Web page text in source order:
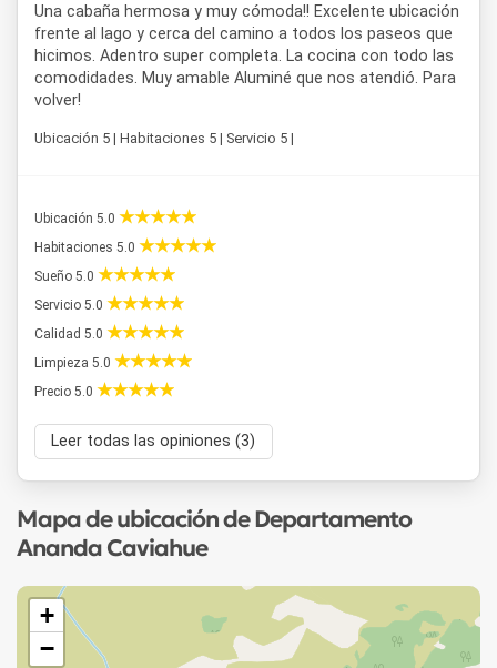
Una cabaña hermosa y muy cómoda!! Excelente ubicación
frente al lago y cerca del camino a todos los paseos que
hicimos. Adentro super completa. La cocina con todo las
comodidades. Muy amable Aluminé que nos atendió. Para
volver!
Ubicación 5 | Habitaciones 5 | Servicio 5 |
Ubicación 5.0
Habitaciones 5.0
Sueño 5.0
Servicio 5.0
Calidad 5.0
Limpieza 5.0
Precio 5.0
Leer todas las opiniones (3)
Mapa de ubicación de Departamento
Ananda Caviahue
+
−